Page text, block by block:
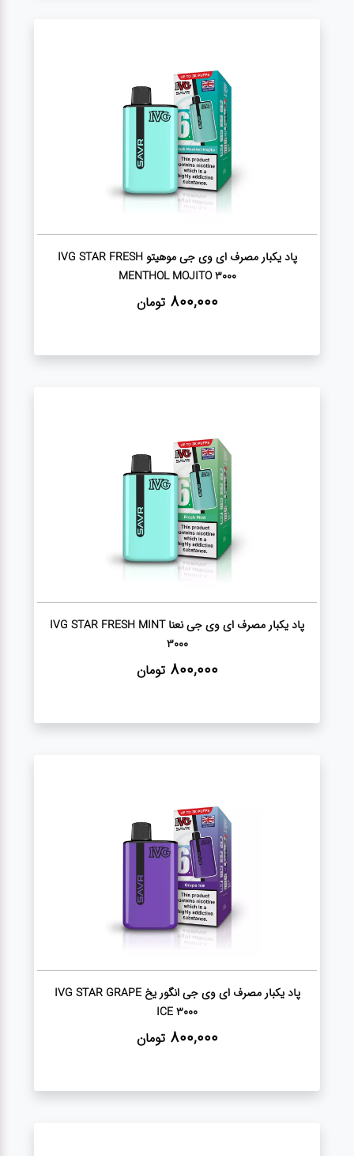
پاد یکبار مصرف ای وی جی موهیتو IVG STAR FRESH
MENTHOL MOJITO 3000
800,000 تومان
پاد یکبار مصرف ای وی جی نعنا IVG STAR FRESH MINT
3000
800,000 تومان
پاد یکبار مصرف ای وی جی انگور یخ IVG STAR GRAPE
ICE 3000
800,000 تومان